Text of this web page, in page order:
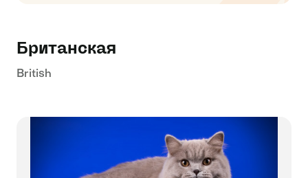
Британская
British